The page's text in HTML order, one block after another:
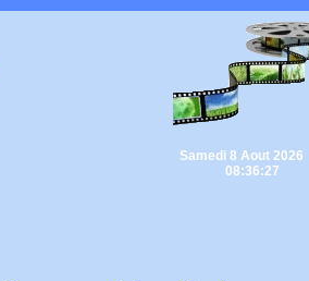
Samedi 8 Aout 2026
08:36:27